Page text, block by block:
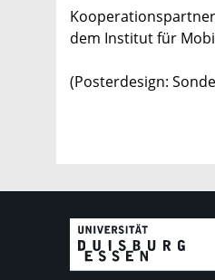
dem Institut für
(Posterdesign: